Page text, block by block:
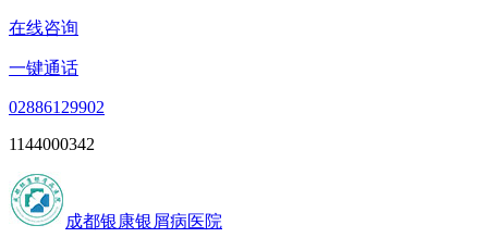
在线咨询
一键通话
02886129902
1144000342
成都银康银屑病医院